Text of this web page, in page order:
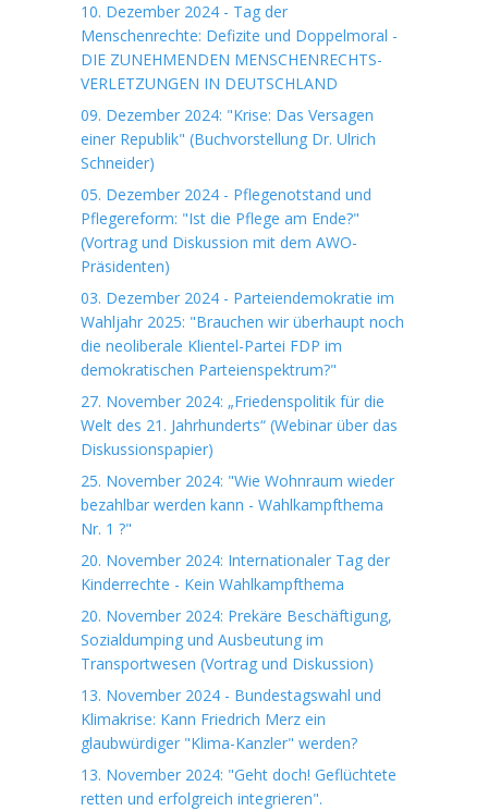
10. Dezember 2024 - Tag der
Menschenrechte: Defizite und Doppelmoral -
DIE ZUNEHMENDEN MENSCHENRECHTS-
VERLETZUNGEN IN DEUTSCHLAND
09. Dezember 2024: "Krise: Das Versagen
einer Republik" (Buchvorstellung Dr. Ulrich
Schneider)
05. Dezember 2024 - Pflegenotstand und
Pflegereform: "Ist die Pflege am Ende?"
(Vortrag und Diskussion mit dem AWO-
Präsidenten)
03. Dezember 2024 - Parteiendemokratie im
Wahljahr 2025: "Brauchen wir überhaupt noch
die neoliberale Klientel-Partei FDP im
demokratischen Parteienspektrum?"
27. November 2024: „Friedenspolitik für die
Welt des 21. Jahrhunderts“ (Webinar über das
Diskussionspapier)
25. November 2024: "Wie Wohnraum wieder
bezahlbar werden kann - Wahlkampfthema
Nr. 1 ?"
20. November 2024: Internationaler Tag der
Kinderrechte - Kein Wahlkampfthema
20. November 2024: Prekäre Beschäftigung,
Sozialdumping und Ausbeutung im
Transportwesen (Vortrag und Diskussion)
13. November 2024 - Bundestagswahl und
Klimakrise: Kann Friedrich Merz ein
glaubwürdiger "Klima-Kanzler" werden?
13. November 2024: "Geht doch! Geflüchtete
retten und erfolgreich integrieren".